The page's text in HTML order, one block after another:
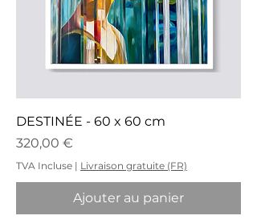
DESTINÉE - 60 x 60 cm
Prix
320,00 €
TVA Incluse | Livraison gratuite (FR)
Ajouter au panier